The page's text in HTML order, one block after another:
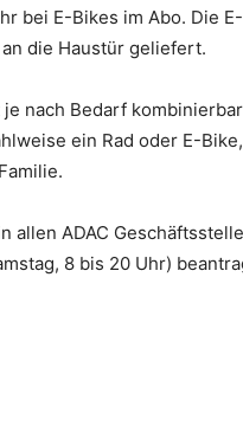
bei E-Bikes im Abo. Die
die Haustür geliefert.
nach Bedarf
ein Rad oder E-
allen ADAC
8 bis 20 Uhr)